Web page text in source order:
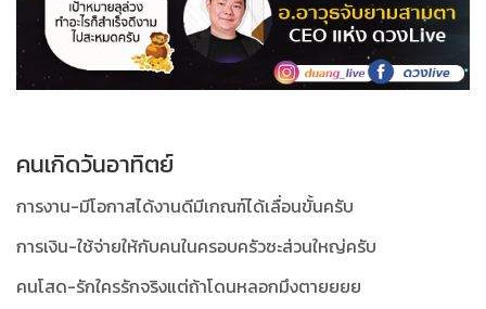
คนเกิดวันอาทิตย์
การงาน-มีโอกาสได้งานดีมีเกณฑ์ได้เลื่อนขั้นครับ
การเงิน-ใช้จ่ายให้กับคนในครอบครัวซะส่วนใหญ่ครับ
คนโสด-รักใครรักจริงแต่ถ้าโดนหลอกมึงตายยยย